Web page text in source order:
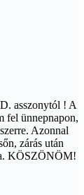
asszonytól ! A
fel ünnepnapon,
Azonnal
zárás után
KÖSZÖNÖM!